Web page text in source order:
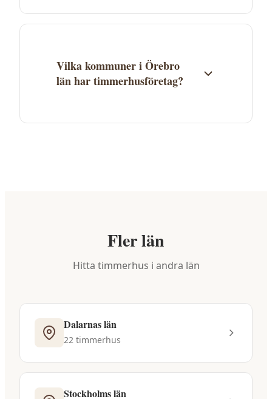
varierar beroende på storlek, design och
45 000 kr/kvm. Begär offerter från flera
företag för bästa pris.
Vilka kommuner i Örebro
län har timmerhusföretag?
Fler län
Hitta timmerhus i andra län
Dalarnas län
22 timmerhus
Stockholms län